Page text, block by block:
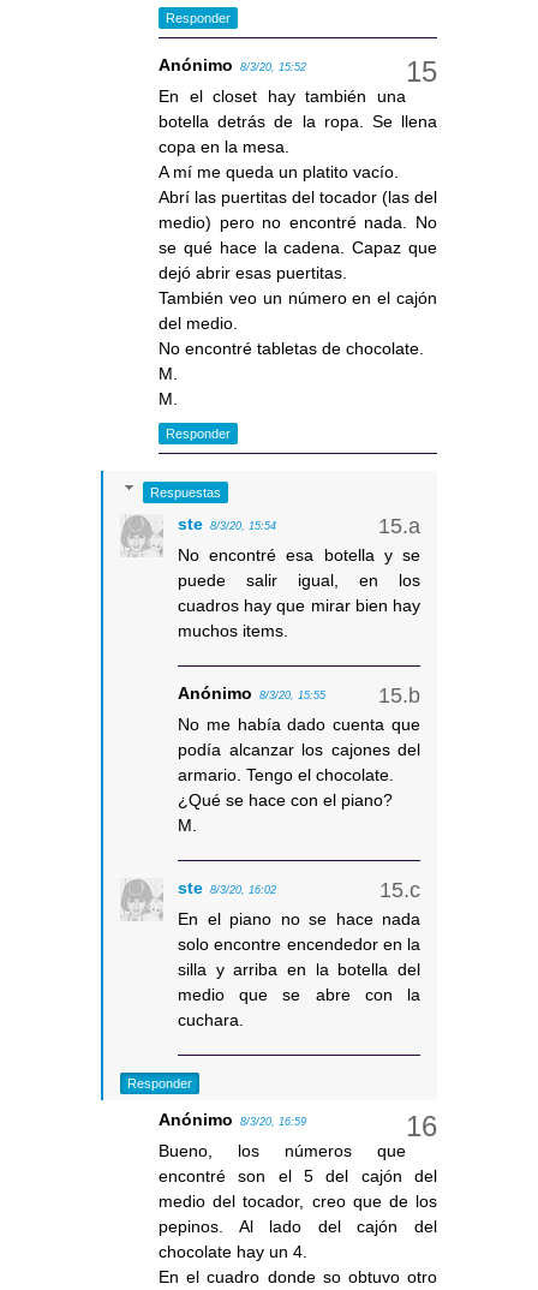
Responder
Anónimo 8/3/20, 15:52
En el closet hay también una
botella detrás de la ropa. Se llena
copa en la mesa.
A mí me queda un platito vacío.
Abrí las puertitas del tocador (las del
medio) pero no encontré nada. No
se qué hace la cadena. Capaz que
dejó abrir esas puertitas.
También veo un número en el cajón
del medio.
No encontré tabletas de chocolate.
M.
M.
Responder
Respuestas
ste 8/3/20, 15:54
No encontré esa botella y se
puede salir igual, en los
cuadros hay que mirar bien hay
muchos items.
Anónimo 8/3/20, 15:55
No me había dado cuenta que
podía alcanzar los cajones del
armario. Tengo el chocolate.
¿Qué se hace con el piano?
M.
ste 8/3/20, 16:02
En el piano no se hace nada
solo encontre encendedor en la
silla y arriba en la botella del
medio que se abre con la
cuchara.
Responder
Anónimo 8/3/20, 16:59
Bueno, los números que
encontré son el 5 del cajón del
medio del tocador, creo que de los
pepinos. Al lado del cajón del
chocolate hay un 4.
En el cuadro donde so obtuvo otro